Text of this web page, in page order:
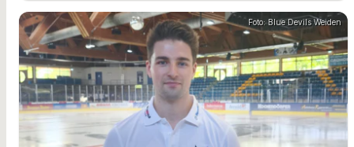
Foto: Blue Devils Weiden